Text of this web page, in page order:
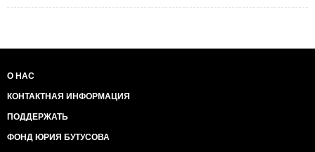
О НАС
КОНТАКТНАЯ ИНФОРМАЦИЯ
ПОДДЕРЖАТЬ
ФОНД ЮРИЯ БУТУСОВА